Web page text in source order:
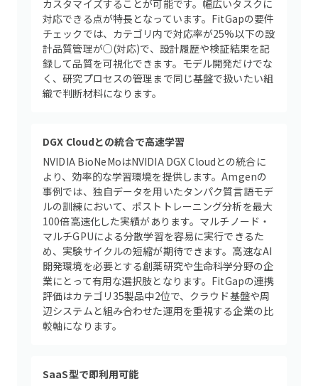
カスタマイズすることが可能です。幅広いタスクに
対応できる点が特長となっています。FitGapの要件
チェックでは、カテゴリ内で対応率が25%以下の設
計品質管理が○(対応)で、設計履歴や検証結果を記
録して品質を可視化できます。モデル開発だけでな
く、研究プロセスの管理まで同じ基盤で扱いたい組
織で判断材料になります。
DGX Cloudとの統合で高速学習
NVIDIA BioNeMoはNVIDIA DGX Cloudとの統合に
より、効率的な学習環境を提供します。Amgenの
事例では、独自データを用いたタンパク質言語モデ
ルの訓練において、ポストトレーニング分析を最大
100倍高速化した実績があります。マルチノード・
マルチGPUによる分散学習を容易に実行できるた
め、実験サイクルの短縮が期待できます。高速なAI
開発環境を必要とする創薬研究や生命科学分野の企
業にとって有用な選択肢となります。FitGapの連携
評価はカテゴリ35製品中2位で、クラウド基盤や周
辺システムと組み合わせた運用を重視する企業の比
較軸になります。
SaaS型で即利用可能